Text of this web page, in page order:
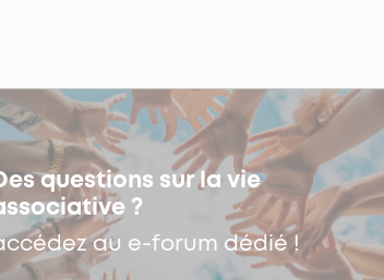
questions sur la vie
?
au e-forum dédié !